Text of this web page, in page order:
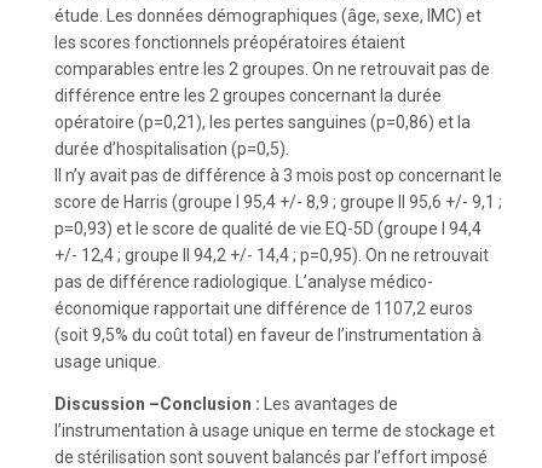
étude. Les données démographiques (âge, sexe, IMC) et
les scores fonctionnels préopératoires étaient
comparables entre les 2 groupes. On ne retrouvait pas de
différence entre les 2 groupes concernant la durée
opératoire (p=0,21), les pertes sanguines (p=0,86) et la
durée d’hospitalisation (p=0,5).
Il n’y avait pas de différence à 3 mois post op concernant le
score de Harris (groupe I 95,4 +/- 8,9 ; groupe II 95,6 +/- 9,1 ;
p=0,93) et le score de qualité de vie EQ-5D (groupe I 94,4
+/- 12,4 ; groupe II 94,2 +/- 14,4 ; p=0,95). On ne retrouvait
pas de différence radiologique. L’analyse médico-
économique rapportait une différence de 1107,2 euros
(soit 9,5% du coût total) en faveur de l’instrumentation à
usage unique.
Discussion –Conclusion : Les avantages de
l’instrumentation à usage unique en terme de stockage et
de stérilisation sont souvent balancés par l’effort imposé